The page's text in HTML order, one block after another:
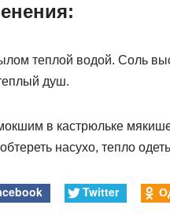
теплой водой. Соль
душ.
в кастрюльке
насухо, тепло
Twitter